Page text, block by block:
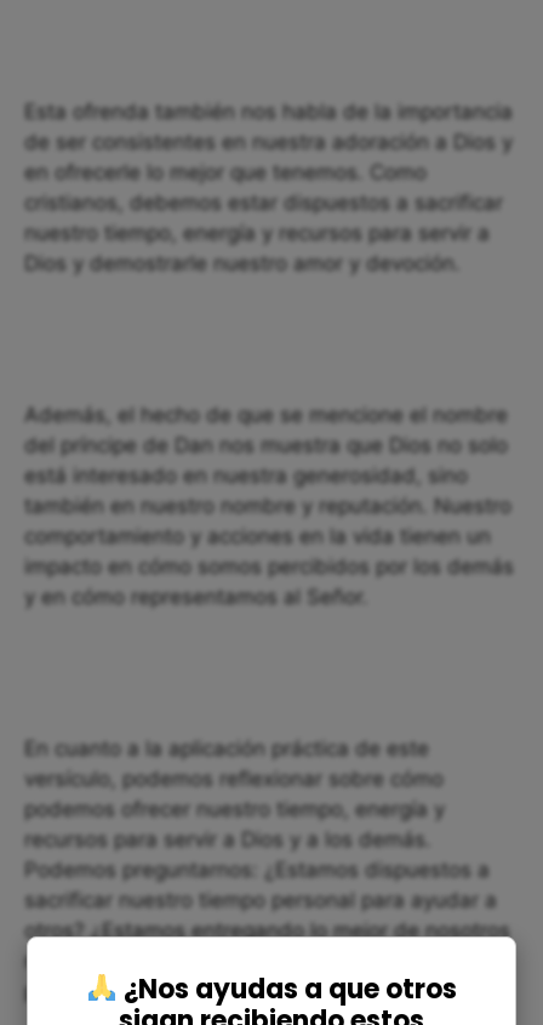
Esta ofrenda también nos habla de la importancia
de ser consistentes en nuestra adoración a Dios y
en ofrecerle lo mejor que tenemos. Como
cristianos, debemos estar dispuestos a sacrificar
nuestro tiempo, energía y recursos para servir a
Dios y demostrarle nuestro amor y devoción.
Además, el hecho de que se mencione el nombre
del príncipe de Dan nos muestra que Dios no solo
está interesado en nuestra generosidad, sino
también en nuestro nombre y reputación. Nuestro
comportamiento y acciones en la vida tienen un
impacto en cómo somos percibidos por los demás
y en cómo representamos al Señor.
En cuanto a la aplicación práctica de este
versículo, podemos reflexionar sobre cómo
podemos ofrecer nuestro tiempo, energía y
recursos para servir a Dios y a los demás.
Podemos preguntarnos: ¿Estamos dispuestos a
sacrificar nuestro tiempo personal para ayudar a
otros? ¿Estamos entregando lo mejor de nosotros
mismos en nuestras relaciones y en nuestra vida
profesional?¿Nos ayudas a que otros